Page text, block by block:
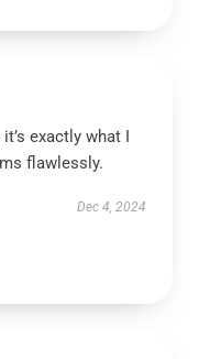
exactly what I
flawlessly.
Dec 4, 2024